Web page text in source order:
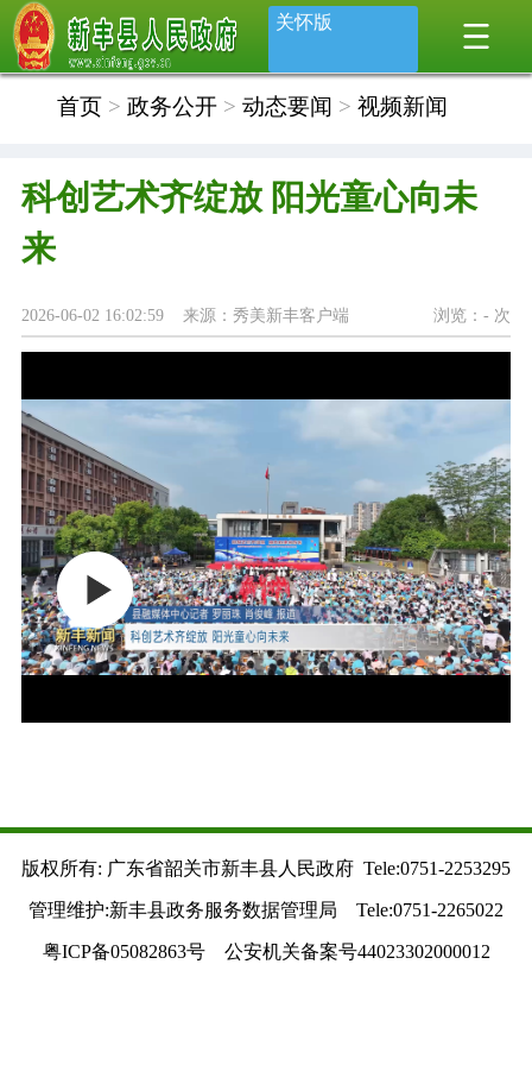
关怀版
首页> 政务公开> 动态要闻 > 视频新闻
科创艺术齐绽放 阳光童心向未
来
浏览：- 次
2026-06-02 16:02:59 来源：秀美新丰客户端
版权所有: 广东省韶关市新丰县人民政府 Tele:0751-2253295
管理维护:新丰县政务服务数据管理局 Tele:0751-2265022
粤ICP备05082863号 公安机关备案号44023302000012